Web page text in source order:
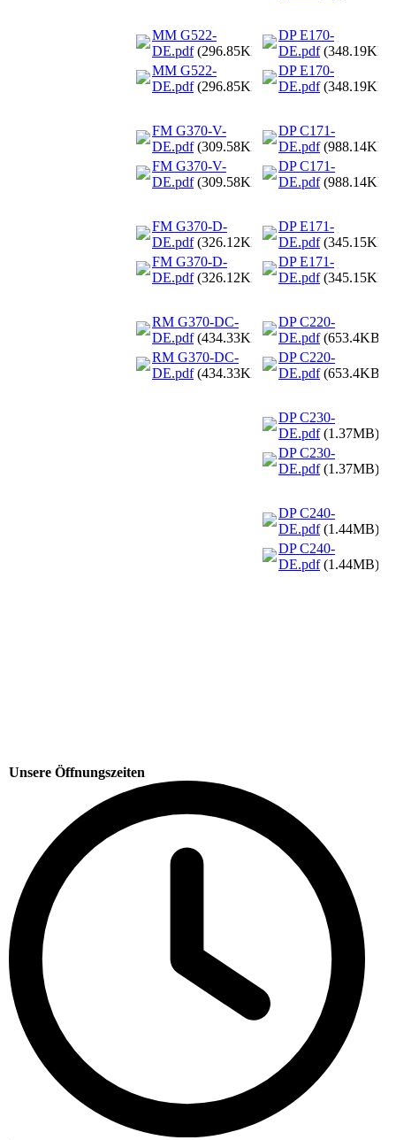
MM G522-
DE.pdf(296.85KB)
MM G522-
DE.pdf(296.85KB)
DP E170-
DE.pdf(348.19KB)
DP E170-
DE.pdf(348.19KB)
FM G370-V-
DE.pdf(309.58KB)
FM G370-V-
DE.pdf(309.58KB)
DP C171-
DE.pdf(988.14KB)
DP C171-
DE.pdf(988.14KB)
FM G370-D-
DE.pdf(326.12KB)
FM G370-D-
DE.pdf(326.12KB)
DP E171-
DE.pdf(345.15KB)
DP E171-
DE.pdf(345.15KB)
RM G370-DC-
DE.pdf(434.33KB)
RM G370-DC-
DE.pdf(434.33KB)
DP C220-
DE.pdf(653.4KB)
DP C220-
DE.pdf(653.4KB)
DP C230-
DE.pdf(1.37MB)
DP C230-
DE.pdf(1.37MB)
DP C240-
DE.pdf(1.44MB)
DP C240-
DE.pdf(1.44MB)
Unsere Öffnungszeiten